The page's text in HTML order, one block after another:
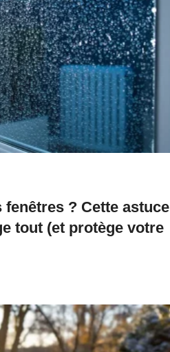
? Cette astuce
tout (et protège votre